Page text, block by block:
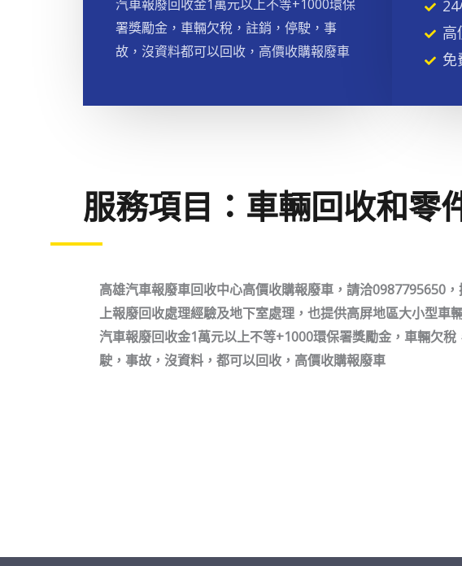
汽車報廢回收金1萬元以上不等+1000環保
署獎勵金，車輛欠稅，註銷，停駛，事
故，沒資料都可以回收，高價收購報廢車
高
免
服務項目：車輛回收和零
高雄汽車報廢車回收中心高價收購報廢車，請洽0987795650
上報廢回收處理經驗及地下室處理，也提供高屏地區大小型車
汽車報廢回收金1萬元以上不等+1000環保署獎勵金，車輛欠稅
駛，事故，沒資料，都可以回收，高價收購報廢車